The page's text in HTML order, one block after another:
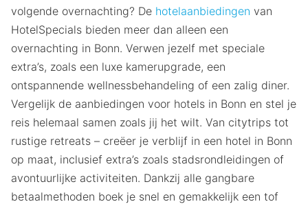
volgende overnachting? De hotelaanbiedingen van
HotelSpecials bieden meer dan alleen een
overnachting in Bonn. Verwen jezelf met speciale
extra’s, zoals een luxe kamerupgrade, een
ontspannende wellnessbehandeling of een zalig diner.
Vergelijk de aanbiedingen voor hotels in Bonn en stel je
reis helemaal samen zoals jij het wilt. Van citytrips tot
rustige retreats – creëer je verblijf in een hotel in Bonn
op maat, inclusief extra’s zoals stadsrondleidingen of
avontuurlijke activiteiten. Dankzij alle gangbare
betaalmethoden boek je snel en gemakkelijk een tof